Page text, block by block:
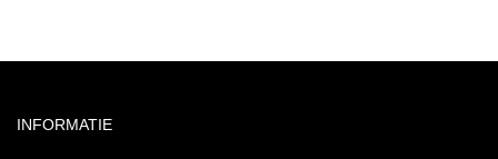
INFORMATIE